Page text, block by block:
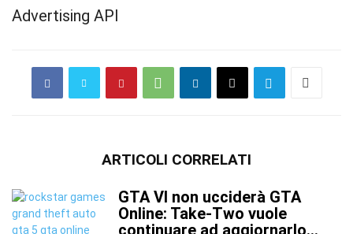
Advertising API
ARTICOLI CORRELATI
GTA VI non ucciderà GTA
Online: Take-Two vuole
continuare ad aggiornarlo...